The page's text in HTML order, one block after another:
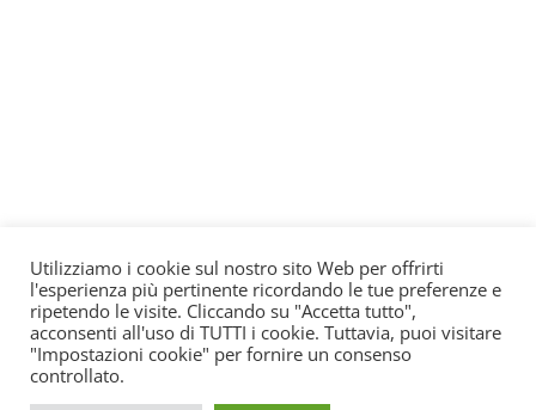
Utilizziamo i cookie sul nostro sito Web per offrirti
l'esperienza più pertinente ricordando le tue preferenze e
ripetendo le visite. Cliccando su "Accetta tutto",
acconsenti all'uso di TUTTI i cookie. Tuttavia, puoi visitare
"Impostazioni cookie" per fornire un consenso
controllato.